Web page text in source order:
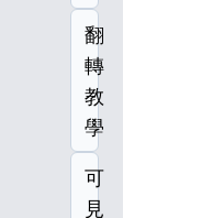
翻
轉
教
學
可
見